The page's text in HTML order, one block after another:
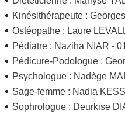
Kinésithérapeute :
Ostéopathe : Laure
Pédiatre : Naziha NIAR -
Pédicure-Podologue :
Psychologue : Nadège
Sage-femme : Nadia
Sophrologue : Deurkise